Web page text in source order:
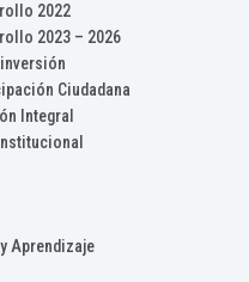
2022
2023 – 2026
Ciudadana
Integral
Aprendizaje